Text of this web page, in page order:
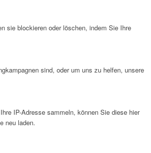
sie blockieren oder löschen, indem Sie Ihre
sind, oder um uns zu helfen, unsere
IP-Adresse sammeln, können Sie diese hier
neu laden.